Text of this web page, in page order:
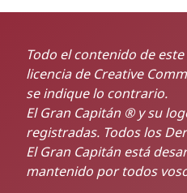
Todo el contenido de
licencia de Creative
se indique lo contrario.
El Gran Capitán ® y su
registradas. Todos los
El Gran Capitán está
mantenido por todos